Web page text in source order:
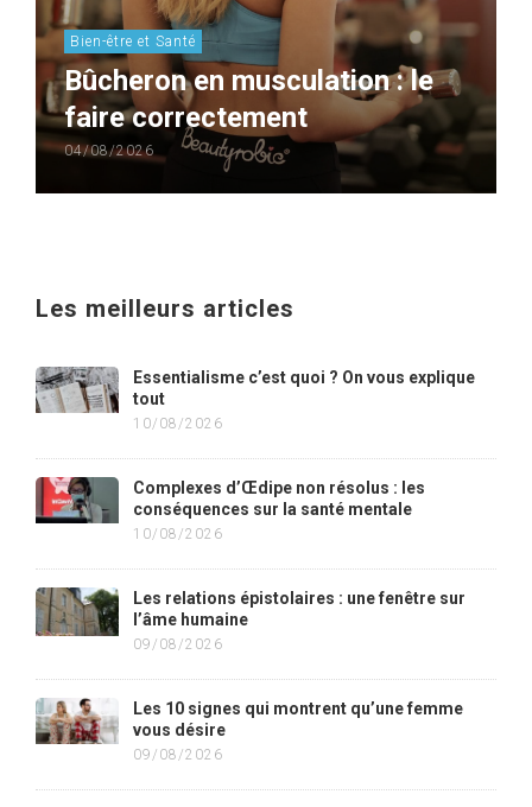
Bien-être et Santé
Bûcheron en musculation : le
faire correctement
04/08/2026
Les meilleurs articles
Essentialisme c’est quoi ? On vous explique
tout
10/08/2026
Complexes d’Œdipe non résolus : les
conséquences sur la santé mentale
10/08/2026
Les relations épistolaires : une fenêtre sur
l’âme humaine
09/08/2026
Les 10 signes qui montrent qu’une femme
vous désire
09/08/2026